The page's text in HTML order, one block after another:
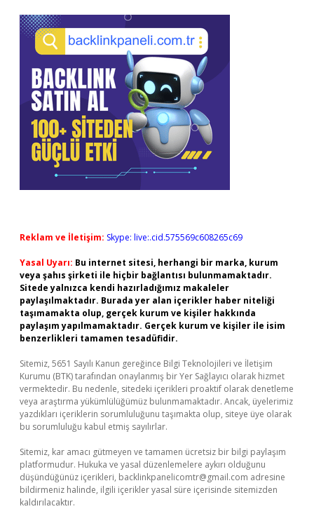
Reklam ve İletişim: Skype: live:.cid.575569c608265c69
Yasal Uyarı: Bu internet sitesi, herhangi bir marka, kurum
veya şahıs şirketi ile hiçbir bağlantısı bulunmamaktadır.
Sitede yalnızca kendi hazırladığımız makaleler
paylaşılmaktadır. Burada yer alan içerikler haber niteliği
taşımamakta olup, gerçek kurum ve kişiler hakkında
paylaşım yapılmamaktadır. Gerçek kurum ve kişiler ile isim
benzerlikleri tamamen tesadüfidir.
Sitemiz, 5651 Sayılı Kanun gereğince Bilgi Teknolojileri ve İletişim
Kurumu (BTK) tarafından onaylanmış bir Yer Sağlayıcı olarak hizmet
vermektedir. Bu nedenle, sitedeki içerikleri proaktif olarak denetleme
veya araştırma yükümlülüğümüz bulunmamaktadır. Ancak, üyelerimiz
yazdıkları içeriklerin sorumluluğunu taşımakta olup, siteye üye olarak
bu sorumluluğu kabul etmiş sayılırlar.
Sitemiz, kar amacı gütmeyen ve tamamen ücretsiz bir bilgi paylaşım
platformudur. Hukuka ve yasal düzenlemelere aykırı olduğunu
düşündüğünüz içerikleri, backlinkpanelicomtr@gmail.com adresine
bildirmeniz halinde, ilgili içerikler yasal süre içerisinde sitemizden
kaldırılacaktır.